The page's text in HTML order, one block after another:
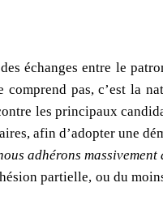
échanges entre le
pas, c’est la
les principaux
afin d’adopter une
adhérons massivement
partielle, ou du